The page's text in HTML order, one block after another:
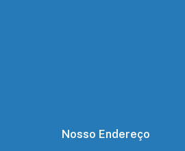
Nosso Endereço